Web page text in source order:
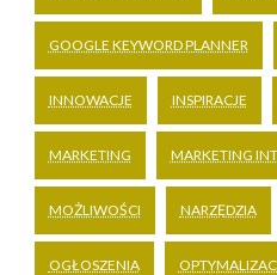
GOOGLE KEYWORD PLANNER
INNOWACJE INSPIRACJE
MARKETING MARKETING
MOŻLIWOŚCI NARZĘDZIA
OGŁOSZENIA